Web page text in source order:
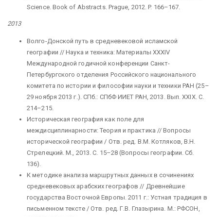
Science. Book of Abstracts. Prague, 2012. P. 166–167.
2013
Волго-Донской путь в средневековой исламской
географии // Наука и техника: Материалы XXXIV
Международной годичной конференции Санкт-
Петербургского отделения Российского национального
комитета по истории и философии науки и техники РАН (25–
29 ноября 2013 г.). СПб.: СПбФ ИИЕТ РАН, 2013. Вып. XXIX. С.
214–215.
Историческая география как поле для
междисциплинарности: Теория и практика // Вопросы
исторической географии / Отв. ред. В.М. Котляков, В.Н.
Стрелецкий. М., 2013. С. 15–28 (Вопросы географии. Сб.
136).
К методике анализа маршрутных данных в сочинениях
средневековых арабских географов // Древнейшие
государства Восточной Европы. 2011 г.: Устная традиция в
письменном тексте / Отв. ред. Г.В. Глазырина. М.: РФСОН,